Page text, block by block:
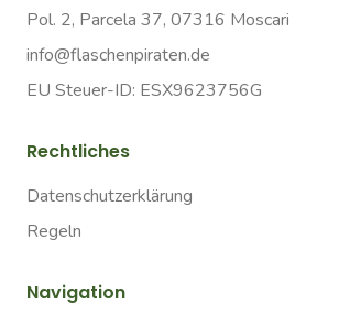
Pol. 2, Parcela 37, 07316 Moscari
info@flaschenpiraten.de
EU Steuer-ID: ESX9623756G
Rechtliches
Datenschutzerklärung
Regeln
Navigation